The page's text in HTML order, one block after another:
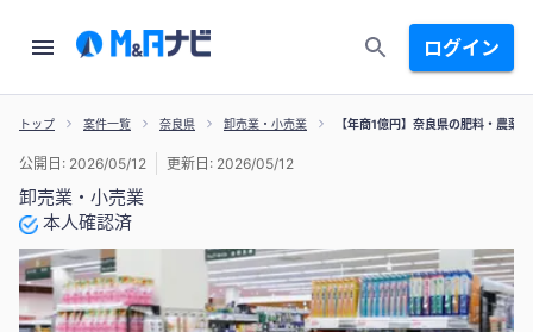
ログイン
トップ 案件一覧 奈良県 卸売業・小売業 【年商1億円】奈良県の肥料・農薬
卸売業・小売業
本人確認済
公開日: 2026/05/12 更新日: 2026/05/12